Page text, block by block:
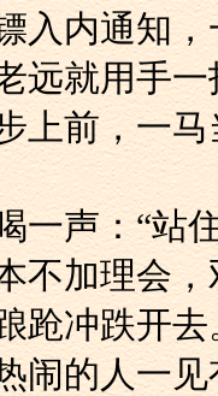
入内通知
用手一
，一马
声：“站
理会，
跄冲跌开去
的人一见